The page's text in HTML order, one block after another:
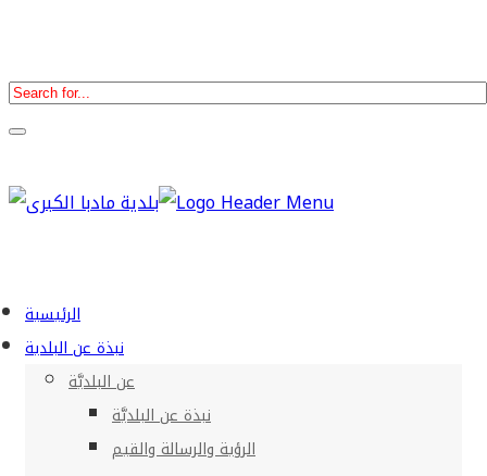
الرئيسية
نبذة عن البلدية
عن البلديَّة
نبذة عن البلديَّة
الرؤية والرسالة والقيم